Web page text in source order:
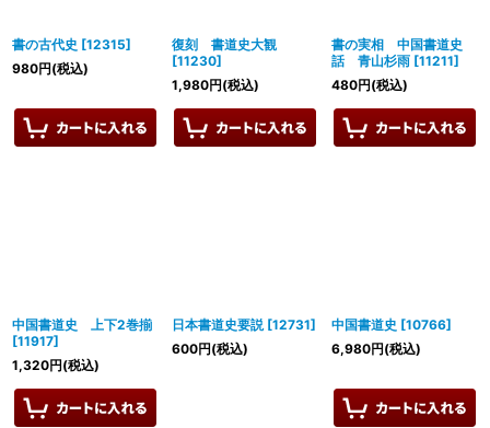
書の古代史 [12315]
980円(税込)
復刻 書道史大観
[11230]
1,980円(税込)
書の実相 中国書道史
話 青山杉雨 [11211]
480円(税込)
中国書道史 上下2巻揃
[11917]
1,320円(税込)
日本書道史要説 [12731]
600円(税込)
中国書道史 [10766]
6,980円(税込)